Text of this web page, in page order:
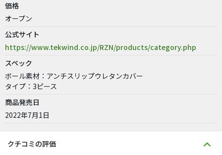
価格
オープン
公式サイト
https://www.tekwind.co.jp/RZN/products/category.php
スペック
ボール素材：アンチスリップウレタンカバー
タイプ：3ピース
商品発売日
2022年7月1日
クチコミの評価